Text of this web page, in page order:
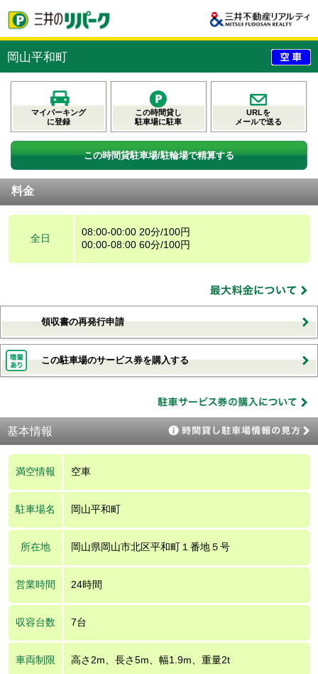
岡山平和町
マイパーキング
に登録
この時間貸し
駐車場に駐車
URLを
メールで送る
この時間貸駐車場/駐輪場で精算する
料金
全日
08:00-00:00 20分/100円
00:00-08:00 60分/100円
領収書の再発行申請
この駐車場のサービス券を購入する
基本情報
満空情報 空車
駐車場名 岡山平和町
所在地 岡山県岡山市北区平和町１番地５号
営業時間 24時間
収容台数 7台
車両制限 高さ2m、長さ5m、幅1.9m、重量2t